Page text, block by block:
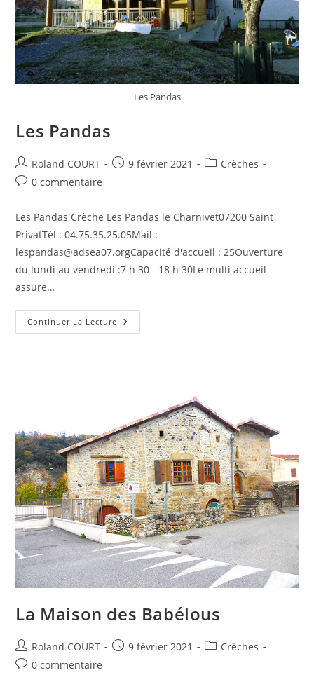
Les Pandas
Les Pandas
Auteur/autrice
de
Roland COURT
Publication
9 février 2021
PostCrèches
Commentaires
publication :
0 commentaire
Les Pandas Crèche Les Pandas le Charnivet07200 Saint
PrivatTél : 04.75.35.25.05Mail :
lespandas@adsea07.orgCapacité d'accueil : 25Ouverture
du lundi au vendredi :7 h 30 - 18 h 30Le multi accueil
assure…
Continuer La Lecture Les
Pandas
La Maison des Babélous
Auteur/autrice
de
Roland COURT
Publication
9 février 2021
PostCrèches
Commentaires
0 commentaire